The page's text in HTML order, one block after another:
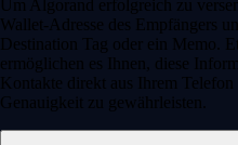
Um Algorand erfolgreich zu
Wallet-Adresse des Empfängers
Destination Tag oder ein Memo.
ermöglichen es Ihnen, diese
Kontakte direkt aus Ihrem
Genauigkeit zu gewährleisten.